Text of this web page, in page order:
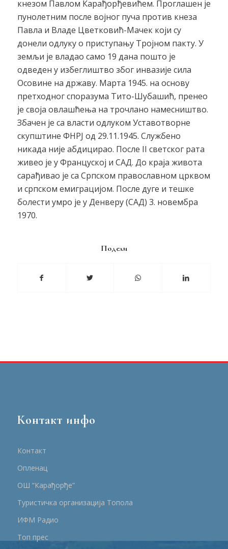
кнезом Павлом Карађорђевићем. Проглашен је
пунолетним после војног пуча против кнеза
Павла и Владе Цветковић-Мачек који су
донели одлуку о приступању Тројном пакту. У
земљи је владао само 19 дана пошто је
одведен у избеглиштво због инвазије сила
Осовине на државу. Марта 1945. на основу
претходног споразума Тито-Шубашић, пренео
је своја овлашћења на трочлано намесништво.
Збачен је са власти одлуком Уставотворне
скупштине ФНРЈ од 29.11.1945. Службено
никада није абдицирао. После II светског рата
живео је у Француској и САД. До краја живота
сарађивао је са Српском православном црквом
и српском емиграцијом. После дуге и тешке
болести умро је у Денверу (САД) 3. новембра
1970.
Подели
Контакт инфо
Контакт
Опленац
ОШ “Карађорђе”
Туристичка организација Топола
ИФМ Радио
Топ прес